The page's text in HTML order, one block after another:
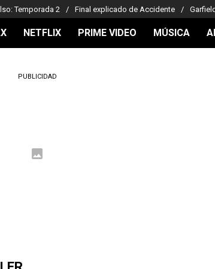
Temporada 2 Final explicado de Accidente
NETFLIX PRIME VIDEO MÚSICA
PUBLICIDAD